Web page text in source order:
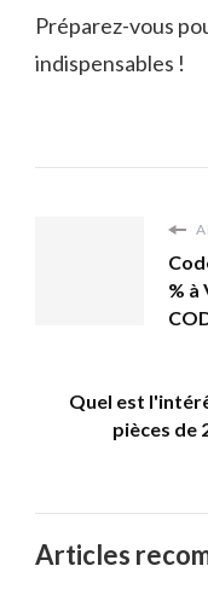
Préparez-vous
indispensables !
% à
Quel est
pièces de
Articles